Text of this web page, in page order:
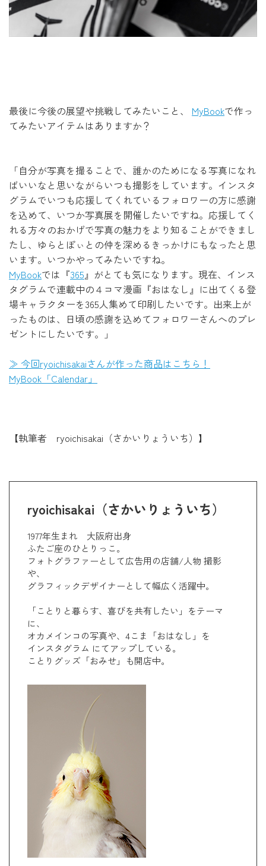
最後に今後の展望や挑戦してみたいこと、 MyBookで作っ
てみたいアイテムはありますか？
「自分が写真を撮ることで、誰かのためになる写真になれ
ばいいなと思いながらいつも撮影をしています。インスタ
グラムでいつも応援してくれているフォロワーの方に感謝
を込めて、いつか写真展を開催したいですね。応援してく
れる方々のおかげで写真の魅力をより知ることができまし
たし、ゆらとぽぃとの仲を深めるきっかけにもなったと思
います。いつかやってみたいですね。
MyBookでは『365』がとても気になります。現在、インス
タグラムで連載中の４コマ漫画『おはなし』に出てくる登
場キャラクターを365人集めて印刷したいです。出来上が
ったものは、日頃の感謝を込めてフォロワーさんへのプレ
ゼントにしたいです。」
≫ 今回ryoichisakaiさんが作った商品はこちら！
MyBook「Calendar」
【執筆者 ryoichisakai（さかいりょういち）】
ryoichisakai（さかいりょういち）
1977年生まれ 大阪府出身
ふたご座のひとりっこ。
フォトグラファーとして広告用の店舗/人物 撮影
や、
グラフィックデザイナーとして幅広く活躍中。
「ことりと暮らす、喜びを共有したい」をテーマ
に、
オカメインコの写真や、4こま「おはなし」を
インスタグラム にてアップしている。
ことりグッズ「おみせ」も開店中。